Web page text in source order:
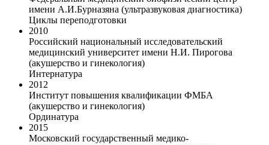
имени А.И.Бурназяна (ультразвуковая диагностика)
Циклы переподготовки
2010
Российский национальный исследовательский
медицинский университет имени Н.И. Пирогова
(акушерство и гинекология)
Интернатура
2012
Институт повышения квалификации ФМБА
(акушерство и гинекология)
Ординатура
2015
Московский государственный медико-